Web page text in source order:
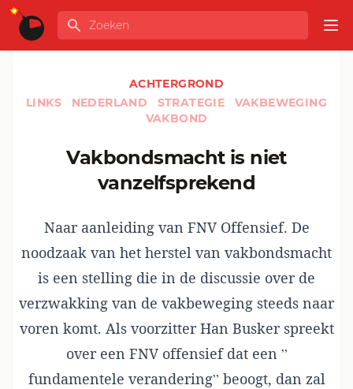
Ga naar de inhoud
GLOBALINFO
Zoeken
ACHTERGROND
LINKS
NEDERLAND STRATEGIE
VAKBEWEGING
VAKBOND
Vakbondsmacht is niet
vanzelfsprekend
Naar aanleiding van FNV Offensief. De
noodzaak van het herstel van vakbondsmacht
is een stelling die in de discussie over de
verzwakking van de vakbeweging steeds naar
voren komt. Als voorzitter Han Busker spreekt
over een FNV offensief dat een ”
fundamentele verandering” beoogt, dan zal